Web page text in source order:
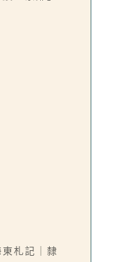
札記｜隸